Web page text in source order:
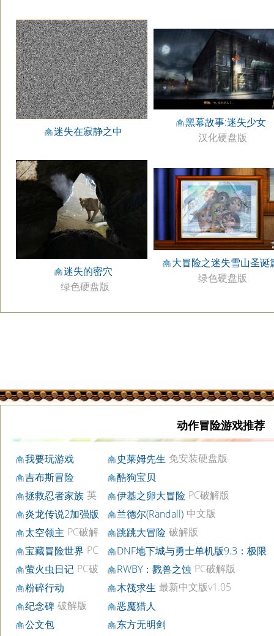
迷失在寂静之中
黑幕故事:迷失少女
汉化硬盘版
迷失的密穴
绿色硬盘版
大冒险之迷失雪山圣诞
绿色硬盘版
动作冒险游戏推荐
我要玩游戏 史莱姆先生 免安装硬盘版
吉布斯冒险
酷狗宝贝
拯救忍者家族 英
文版
伊基之卵大冒险 PC破解版
炎龙传说2加强版
兰德尔(Randall) 中文版
太空领主 PC破解
版
跳跳大冒险 破解版
宝藏冒险世界 PC
中文版
DNF地下城与勇士单机版9.3：极限
武斗 硬盘版
萤火虫日记 PC破
解版
RWBY：戮兽之蚀 PC破解版
粉碎行动
木筏求生 最新中文版v1.05
纪念碑 破解版
恶魔猎人
公文包
东方无明剑